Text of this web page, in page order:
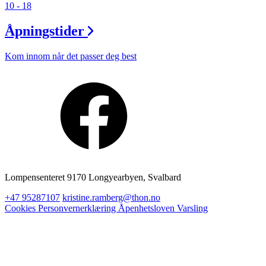
10 - 18
Åpningstider
Kom innom når det passer deg best
Lompensenteret 9170 Longyearbyen, Svalbard
+47 95287107 kristine.ramberg@thon.no
Cookies Personvernerklæring Åpenhetsloven Varsling